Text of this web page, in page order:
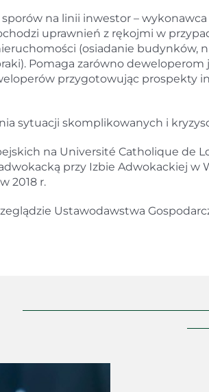
na linii inwestor – wykonawca
uprawnień z rękojmi w
(osiadanie budynków,
Pomaga zarówno
przygotowując prospekty
sytuacji skomplikowanych i
na Université Catholique de
przy Izbie Adwokackiej w
2018 r.
Ustawodawstwa